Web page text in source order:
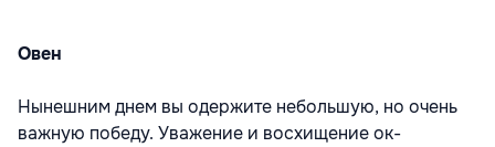
Овен
Нынешним днем вы одержите небольшую, но очень
важную победу. Уважение и восхищение ок­